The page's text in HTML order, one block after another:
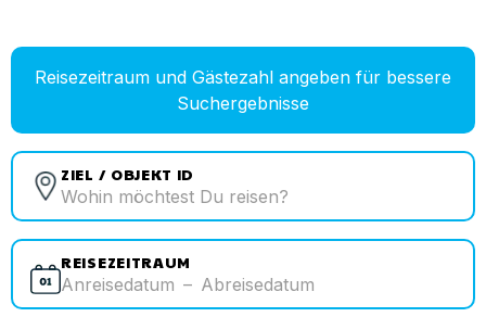
Reisezeitraum und Gästezahl angeben für bessere
Suchergebnisse
ZIEL / OBJEKT ID
REISEZEITRAUM
Anreisedatum – Abreisedatum